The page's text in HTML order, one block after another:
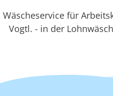
Wäscheservice für
Vogtl. - in der